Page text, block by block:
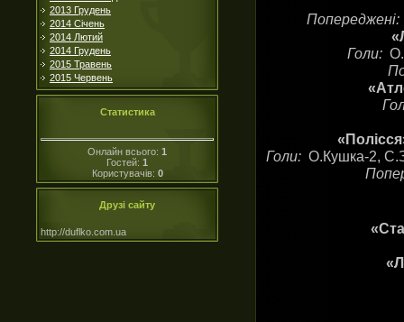
2013 Грудень
2014 Січень
2014 Лютий
2014 Грудень
2015 Травень
2015 Червень
Статистика
Онлайн всього: 1
Гостей: 1
Користувачів: 0
Друзі сайту
http://duflko.com.ua
Голи:
Голи: О.Кушка-2,